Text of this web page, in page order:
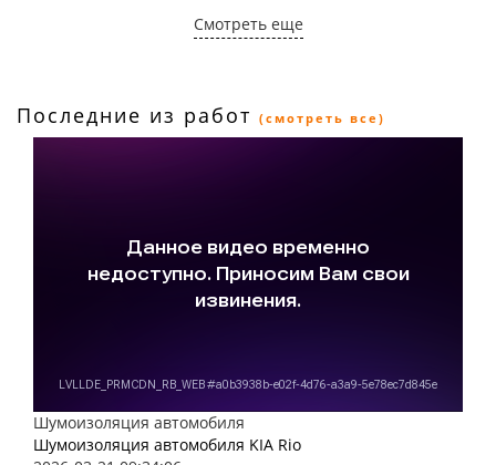
Смотреть еще
Последние из работ (смотреть все)
Шумоизоляция автомобиля
Шумоизоляция автомобиля KIA Rio